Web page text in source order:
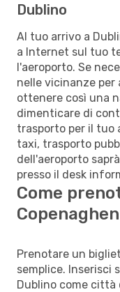
Dublino
Al tuo arrivo a
a Internet sul tuo
l'aeroporto. Se
nelle vicinanze per
ottenere così una
dimenticare di
trasporto per il tuo
taxi, trasporto
dell'aeroporto
presso il desk
Come
Prenotare un
semplice. Inserisci
Dublino come città